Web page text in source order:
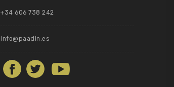
+34 606 738 242
info@paadin.es